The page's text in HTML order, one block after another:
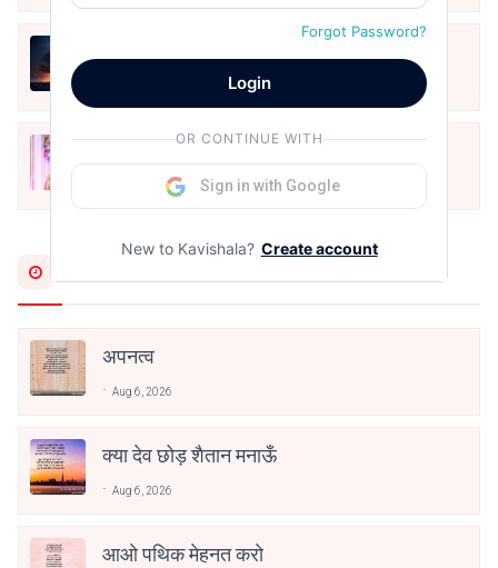
मोहब्बत के सफ़र को एक हँसी आग़ाज़ दे देना -
अनामिका अम्बर जैन
Dec 24, 2021
अपनत्व
Aug 6, 2026
क्या देव छोड़ शैतान मनाऊँ
Aug 6, 2026
आओ पथिक मेहनत करो
Forgot Password?
Login
OR CONTINUE WITH
Sign in with Google
New to Kavishala? Create account